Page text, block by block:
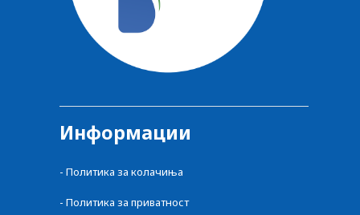
Информации
- Политика за колачиња
- Политика за приватност